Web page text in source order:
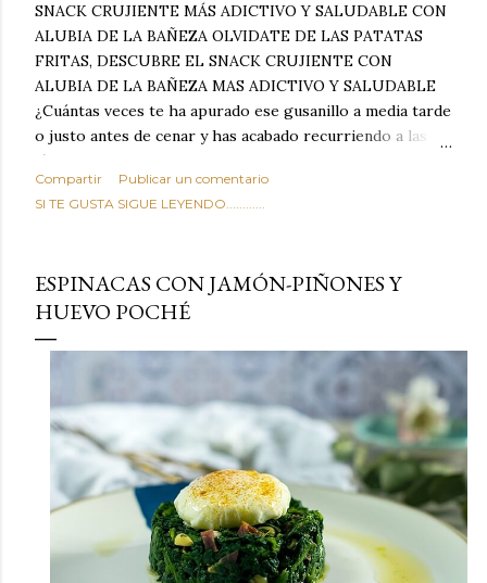
SNACK CRUJIENTE MÁS ADICTIVO Y SALUDABLE CON
ALUBIA DE LA BAÑEZA OLVIDATE DE LAS PATATAS
FRITAS, DESCUBRE EL SNACK CRUJIENTE CON
ALUBIA DE LA BAÑEZA MAS ADICTIVO Y SALUDABLE
¿Cuántas veces te ha apurado ese gusanillo a media tarde
o justo antes de cenar y has acabado recurriendo a las
típicas patatas de bolsa, frutos secos fritos o snacks
ultraprocesados llenos de grasas saturadas y sodio?
Todos hemos estado ahí. Sin embargo, cuidarse no tiene
satisface. Estas alubias crujientes al horno van a cambiar
por completo tu forma de ver las legumbres. Olvídate de
asociar las alubias únicamente a los guisos tradicionales y
copiosos de invierno. Con esta receta simple pero
revolucionaria, transformaremos un ingrediente tan
humilde como la alubia de La Bañeza en un snack ligero,
dorado, cargado de proteína y 100% natural. Es el
sustituto perfecto a los frutos se...
Compartir
Publicar un comentario
SI TE GUSTA SIGUE LEYENDO............
ESPINACAS CON JAMÓN-PIÑONES Y
HUEVO POCHÉ